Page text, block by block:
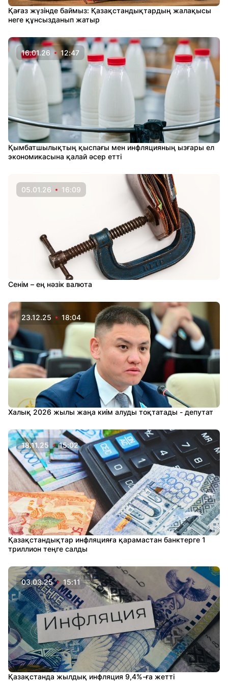
Қағаз жүзінде баймыз: Қазақстандықтардың жалақысы
неге құнсызданып жатыр
16.01.26 12:47
Қымбатшылықтың қыспағы мен инфляцияның ызғары ел
экономикасына қалай әсер етті
05.01.26 16:09
Сенім – ең нәзік валюта
23.12.25 18:04
Халық 2026 жылы жаңа киім алуды тоқтатады - депутат
18.11.25 15:02
Қазақстандықтар инфляцияға қарамастан банктерге 1
триллион теңге салды
03.03.25 15:11
Қазақстанда жылдық инфляция 9,4%-ға жетті